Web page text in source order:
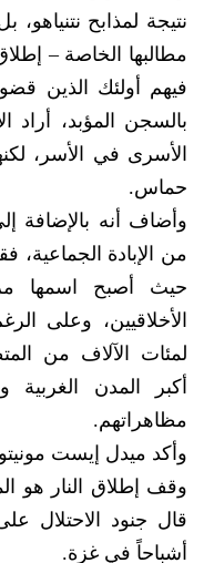
نتيجة لمذابح
مطالبها الخاصة –
فيهم أولئك الذين
بالسجن المؤبد، أراد
الأسرى في الأسر،
حماس.
وأضاف أنه بالإضافة
من الإبادة
حيث أصبح اسمها
الأخلاقيين، وعلى
لمئات الآلاف من
أكبر المدن الغربية
مظاهراتهم.
وأكد ميدل إيست
وقف إطلاق النار هو
قال جنود الاحتلال
أشباحاً في غزة.